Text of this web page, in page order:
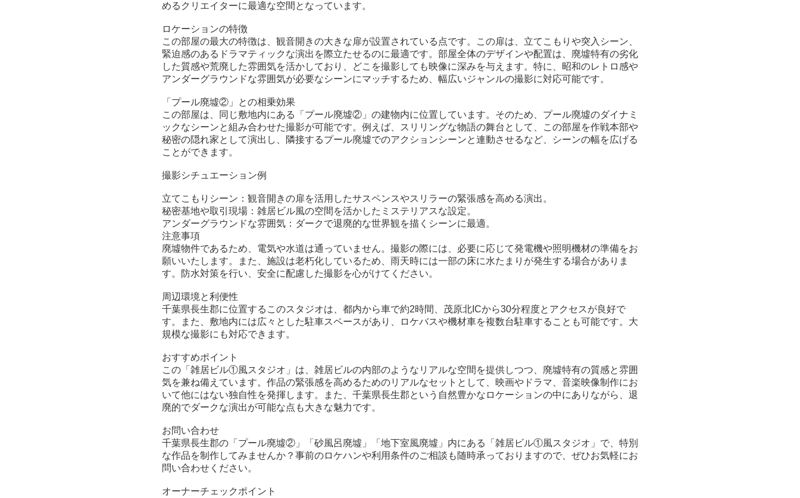
めるクリエイターに最適な空間となっています。
ロケーションの特徴
この部屋の最大の特徴は、観音開きの大きな扉が設置されている点です。この扉は、立てこもりや突入シーン、
緊迫感のあるドラマティックな演出を際立たせるのに最適です。部屋全体のデザインや配置は、廃墟特有の劣化
した質感や荒廃した雰囲気を活かしており、どこを撮影しても映像に深みを与えます。特に、昭和のレトロ感や
アンダーグラウンドな雰囲気が必要なシーンにマッチするため、幅広いジャンルの撮影に対応可能です。
「プール廃墟②」との相乗効果
この部屋は、同じ敷地内にある「プール廃墟②」の建物内に位置しています。そのため、プール廃墟のダイナミ
ックなシーンと組み合わせた撮影が可能です。例えば、スリリングな物語の舞台として、この部屋を作戦本部や
秘密の隠れ家として演出し、隣接するプール廃墟でのアクションシーンと連動させるなど、シーンの幅を広げる
ことができます。
撮影シチュエーション例
立てこもりシーン：観音開きの扉を活用したサスペンスやスリラーの緊張感を高める演出。
秘密基地や取引現場：雑居ビル風の空間を活かしたミステリアスな設定。
アンダーグラウンドな雰囲気：ダークで退廃的な世界観を描くシーンに最適。
注意事項
廃墟物件であるため、電気や水道は通っていません。撮影の際には、必要に応じて発電機や照明機材の準備をお
願いいたします。また、施設は老朽化しているため、雨天時には一部の床に水たまりが発生する場合がありま
す。防水対策を行い、安全に配慮した撮影を心がけてください。
周辺環境と利便性
千葉県長生郡に位置するこのスタジオは、都内から車で約2時間、茂原北ICから30分程度とアクセスが良好で
す。また、敷地内には広々とした駐車スペースがあり、ロケバスや機材車を複数台駐車することも可能です。大
規模な撮影にも対応できます。
おすすめポイント
この「雑居ビル①風スタジオ」は、雑居ビルの内部のようなリアルな空間を提供しつつ、廃墟特有の質感と雰囲
気を兼ね備えています。作品の緊張感を高めるためのリアルなセットとして、映画やドラマ、音楽映像制作にお
いて他にはない独自性を発揮します。また、千葉県長生郡という自然豊かなロケーションの中にありながら、退
廃的でダークな演出が可能な点も大きな魅力です。
お問い合わせ
千葉県長生郡の「プール廃墟②」「砂風呂廃墟」「地下室風廃墟」内にある「雑居ビル①風スタジオ」で、特別
な作品を制作してみませんか？事前のロケハンや利用条件のご相談も随時承っておりますので、ぜひお気軽にお
問い合わせください。
オーナーチェックポイント